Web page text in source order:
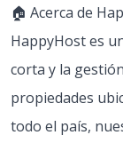
🏠 Acerca de
HappyHost es
corta y la
propiedades
todo el país,